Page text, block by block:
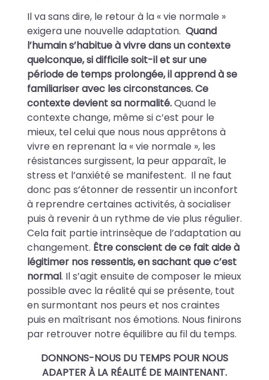
Il va sans dire, le retour à la « vie normale »
exigera une nouvelle adaptation. Quand
l’humain s’habitue à vivre dans un contexte
quelconque, si difficile soit-il et sur une
période de temps prolongée, il apprend à se
familiariser avec les circonstances. Ce
contexte devient sa normalité.Quand le
contexte change, même si c’est pour le
mieux, tel celui que nous nous apprêtons à
vivre en reprenant la « vie normale », les
résistances surgissent, la peur apparaît, le
stress et l’anxiété se manifestent. Il ne faut
donc pas s’étonner de ressentir un inconfort
à reprendre certaines activités, à socialiser
puis à revenir à un rythme de vie plus régulier.
Cela fait partie intrinsèque de l’adaptation au
changement. Être conscient de ce fait aide à
légitimer nos ressentis, en sachant que c’est
normal. Il s’agit ensuite de composer le mieux
possible avec la réalité qui se présente, tout
en surmontant nos peurs et nos craintes
puis en maîtrisant nos émotions. Nous finirons
par retrouver notre équilibre au fil du temps.
DONNONS-NOUS DU TEMPS POUR NOUS
ADAPTER À LA RÉALITÉ DE MAINTENANT.